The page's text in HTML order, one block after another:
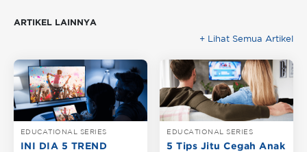
ARTIKEL LAINNYA
+ Lihat Semua Artikel
EDUCATIONAL SERIES
INI DIA 5 TREND
EDUCATIONAL SERIES
5 Tips Jitu Cegah Anak